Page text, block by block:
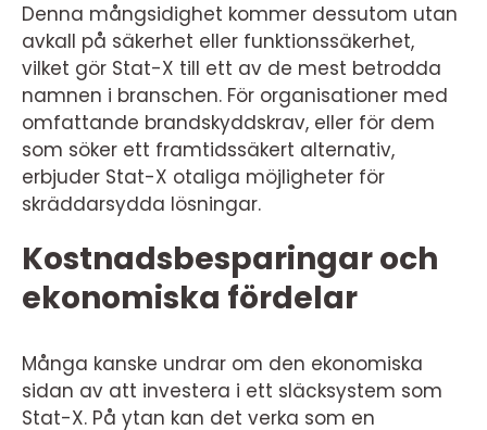
Denna mångsidighet kommer dessutom utan
avkall på säkerhet eller funktionssäkerhet,
vilket gör Stat-X till ett av de mest betrodda
namnen i branschen. För organisationer med
omfattande brandskyddskrav, eller för dem
som söker ett framtidssäkert alternativ,
erbjuder Stat-X otaliga möjligheter för
skräddarsydda lösningar.
Kostnadsbesparingar och
ekonomiska fördelar
Många kanske undrar om den ekonomiska
sidan av att investera i ett släcksystem som
Stat-X. På ytan kan det verka som en